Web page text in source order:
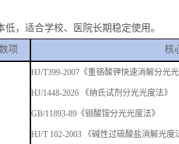
，适合学校、医院长期稳定使用。
项 核
HJ/T399-2007《重铬酸钾快速消解分光
HJ/1448-2026 《纳氏试剂分光光度法》
GB/11893-89《钼酸铵分光光度法》
HJ/T 102-2003 《碱性过硫酸盐消解光度